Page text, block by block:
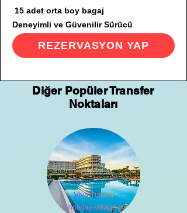
15 adet orta boy bagaj
Deneyimli ve Güvenilir Sürücü
REZERVASYON YAP
Diğer Popüler Transfer
Noktaları